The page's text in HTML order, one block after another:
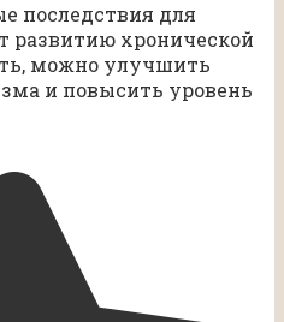
последствия для
развитию хронической
можно улучшить
и повысить уровень